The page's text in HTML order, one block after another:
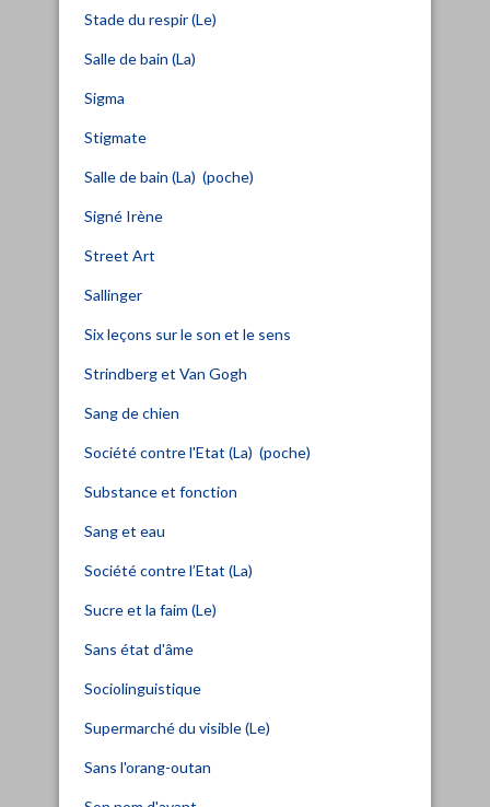
Stade du respir (Le)
Salle de bain (La)
Sigma
Stigmate
Salle de bain (La) (poche)
Signé Irène
Street Art
Sallinger
Six leçons sur le son et le sens
Strindberg et Van Gogh
Sang de chien
Société contre l'Etat (La) (poche)
Substance et fonction
Sang et eau
Société contre l’Etat (La)
Sucre et la faim (Le)
Sans état d'âme
Sociolinguistique
Supermarché du visible (Le)
Sans l'orang-outan